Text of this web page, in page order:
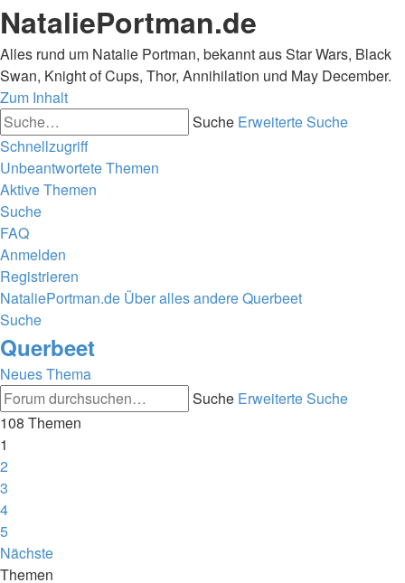
NataliePortman.de
Alles rund um Natalie Portman, bekannt aus Star Wars, Black
Swan, Knight of Cups, Thor, Annihilation und May December.
Zum Inhalt
Suche Erweiterte Suche
Schnellzugriff
Unbeantwortete Themen
Aktive Themen
Suche
FAQ
Anmelden
Registrieren
NataliePortman.de Über alles andereQuerbeet
Suche
Querbeet
Neues Thema
Suche Erweiterte Suche
108 Themen
1
2
3
4
5
Nächste
Themen